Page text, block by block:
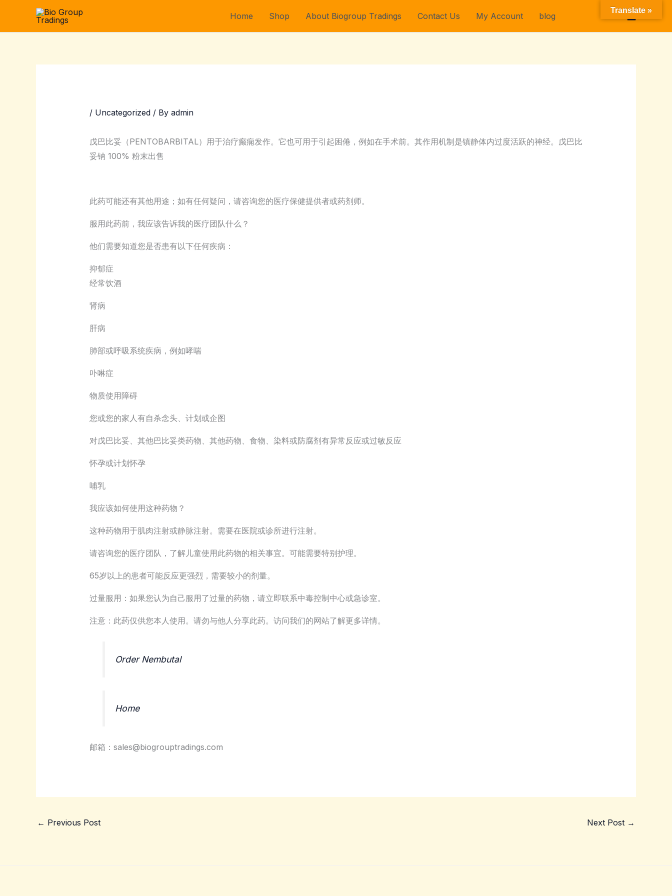
content
Home Shop About Biogroup Tradings Contact Us My Account blog
/ Uncategorized/ By admin
戊巴比妥（PENTOBARBITAL）用于治疗癫痫发作。它也可用于引起困倦，例如在手术前。其作用机制是镇静体内过度活跃的神经。戊巴比
妥钠 100% 粉末出售
此药可能还有其他用途；如有任何疑问，请咨询您的医疗保健提供者或药剂师。
服用此药前，我应该告诉我的医疗团队什么？
他们需要知道您是否患有以下任何疾病：
抑郁症
经常饮酒
肾病
肝病
肺部或呼吸系统疾病，例如哮喘
卟啉症
物质使用障碍
您或您的家人有自杀念头、计划或企图
对戊巴比妥、其他巴比妥类药物、其他药物、食物、染料或防腐剂有异常反应或过敏反应
怀孕或计划怀孕
哺乳
我应该如何使用这种药物？
这种药物用于肌肉注射或静脉注射。需要在医院或诊所进行注射。
请咨询您的医疗团队，了解儿童使用此药物的相关事宜。可能需要特别护理。
65岁以上的患者可能反应更强烈，需要较小的剂量。
过量服用：如果您认为自己服用了过量的药物，请立即联系中毒控制中心或急诊室。
注意：此药仅供您本人使用。请勿与他人分享此药。访问我们的网站了解更多详情。
Order Nembutal
Home
邮箱：sales@biogrouptradings.com
← Previous Post Next Post →
Translate »